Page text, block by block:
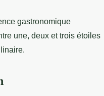
gastronomique
une, deux et trois étoiles